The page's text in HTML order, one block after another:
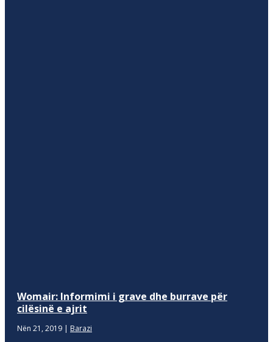
Womair: Informimi i grave dhe burrave për
cilësinë e ajrit
Nën 21, 2019 | Barazi